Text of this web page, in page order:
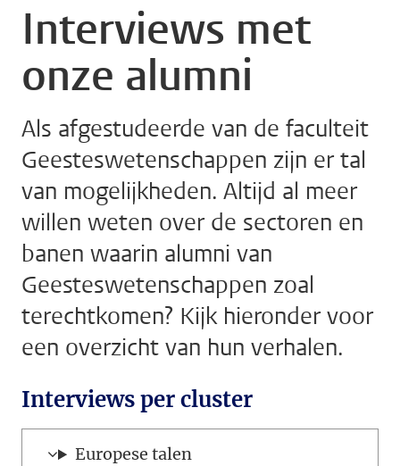
Interviews met
onze alumni
Als afgestudeerde van de faculteit
Geesteswetenschappen zijn er tal
van mogelijkheden. Altijd al meer
willen weten over de sectoren en
banen waarin alumni van
Geesteswetenschappen zoal
terechtkomen? Kijk hieronder voor
een overzicht van hun verhalen.
Interviews per cluster
Europese talen